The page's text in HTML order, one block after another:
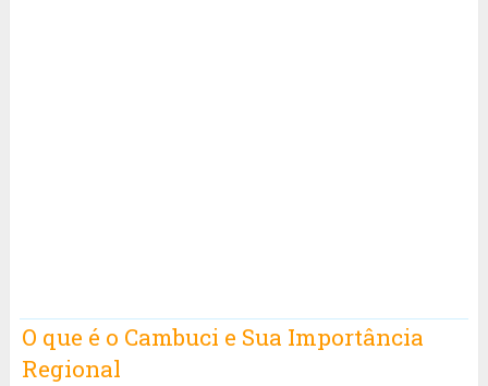
O que é o Cambuci e Sua Importância
Regional